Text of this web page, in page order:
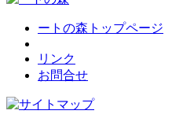
ートの森トップページ
リンク
お問合せ